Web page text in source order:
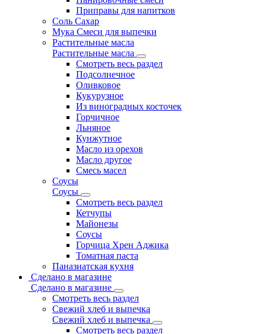
Приправы для напитков
Соль Сахар
Мука Смеси для выпечки
Растительные масла
Растительные масла
Смотреть весь раздел
Подсолнечное
Оливковое
Кукурузное
Из виноградных косточек
Горчичное
Льняное
Кунжутное
Масло из орехов
Масло другое
Смесь масел
Соусы
Соусы
Смотреть весь раздел
Кетчупы
Майонезы
Соусы
Горчица Хрен Аджика
Томатная паста
Паназиатская кухня
Сделано в магазине
Сделано в магазине
Смотреть весь раздел
Свежий хлеб и выпечка
Свежий хлеб и выпечка
Смотреть весь раздел